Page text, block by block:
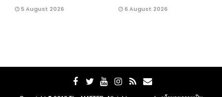
5 August 2026 6 August 2026